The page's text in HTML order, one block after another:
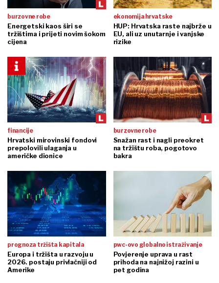
burzovne robe
Energetski kaos širi se
tržištima i prijeti novim šokom
cijena
ekonomija hrvatske
HUP: Hrvatska raste najbrže u
EU, ali uz unutarnje i vanjske
rizike
financije
Hrvatski mirovinski fondovi
prepolovili ulaganja u
američke dionice
burzovne robe
Snažan rast i nagli preokret
na tržištu roba, pogotovo
bakra
prognoza tržišta kapitala
Europa i tržišta u razvoju u
2026. postaju privlačniji od
Amerike
pwc-ovo globalno istraživanje
Povjerenje uprava u rast
prihoda na najnižoj razini u
pet godina